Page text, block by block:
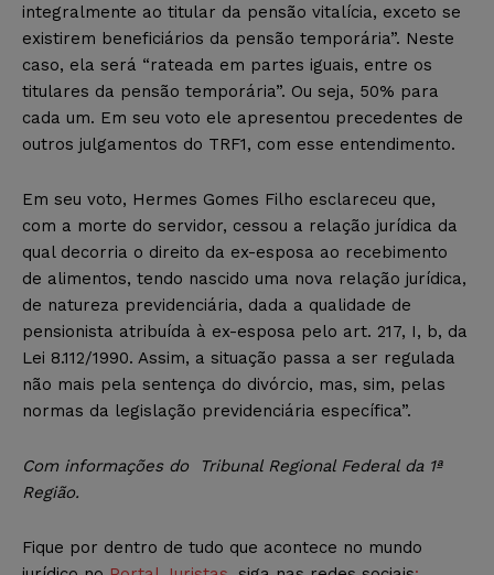
integralmente ao titular da pensão vitalícia, exceto se
existirem beneficiários da pensão temporária”. Neste
caso, ela será “rateada em partes iguais, entre os
titulares da pensão temporária”. Ou seja, 50% para
cada um. Em seu voto ele apresentou precedentes de
outros julgamentos do TRF1, com esse entendimento.
Em seu voto, Hermes Gomes Filho esclareceu que,
com a morte do servidor, cessou a relação jurídica da
qual decorria o direito da ex-esposa ao recebimento
de alimentos, tendo nascido uma nova relação jurídica,
de natureza previdenciária, dada a qualidade de
pensionista atribuída à ex-esposa pelo art. 217, I, b, da
Lei 8.112/1990. Assim, a situação passa a ser regulada
não mais pela sentença do divórcio, mas, sim, pelas
normas da legislação previdenciária específica”.
Com informações do Tribunal Regional Federal da 1ª
Região.
Fique por dentro de tudo que acontece no mundo